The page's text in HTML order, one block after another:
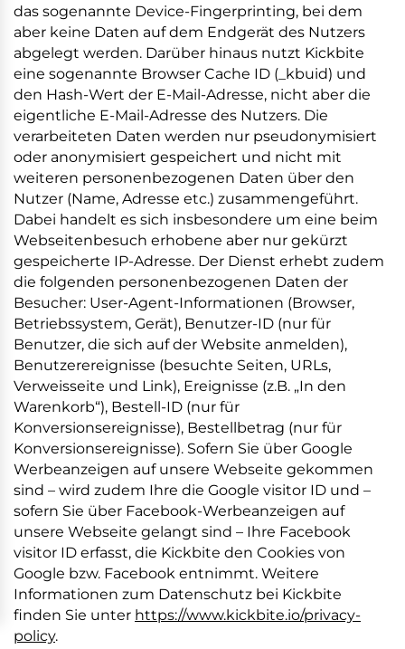
das sogenannte Device-Fingerprinting, bei dem
aber keine Daten auf dem Endgerät des Nutzers
abgelegt werden. Darüber hinaus nutzt Kickbite
eine sogenannte Browser Cache ID (_kbuid) und
den Hash-Wert der E-Mail-Adresse, nicht aber die
eigentliche E-Mail-Adresse des Nutzers. Die
verarbeiteten Daten werden nur pseudonymisiert
oder anonymisiert gespeichert und nicht mit
weiteren personenbezogenen Daten über den
Nutzer (Name, Adresse etc.) zusammengeführt.
Dabei handelt es sich insbesondere um eine beim
Webseitenbesuch erhobene aber nur gekürzt
gespeicherte IP-Adresse. Der Dienst erhebt zudem
die folgenden personenbezogenen Daten der
Besucher: User-Agent-Informationen (Browser,
Betriebssystem, Gerät), Benutzer-ID (nur für
Benutzer, die sich auf der Website anmelden),
Benutzerereignisse (besuchte Seiten, URLs,
Verweisseite und Link), Ereignisse (z.B. „In den
Warenkorb“), Bestell-ID (nur für
Konversionsereignisse), Bestellbetrag (nur für
Konversionsereignisse). Sofern Sie über Google
Werbeanzeigen auf unsere Webseite gekommen
sind – wird zudem Ihre die Google visitor ID und –
sofern Sie über Facebook-Werbeanzeigen auf
unsere Webseite gelangt sind – Ihre Facebook
visitor ID erfasst, die Kickbite den Cookies von
Google bzw. Facebook entnimmt. Weitere
Informationen zum Datenschutz bei Kickbite
finden Sie unter https://www.kickbite.io/privacy-
policy.